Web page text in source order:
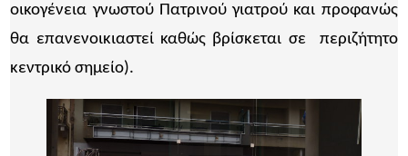
οικογένεια γνωστού Πατρινού γιατρού και προφανώς
θα επανενοικιαστεί καθώς βρίσκεται σε περιζήτητο
κεντρικό σημείο).